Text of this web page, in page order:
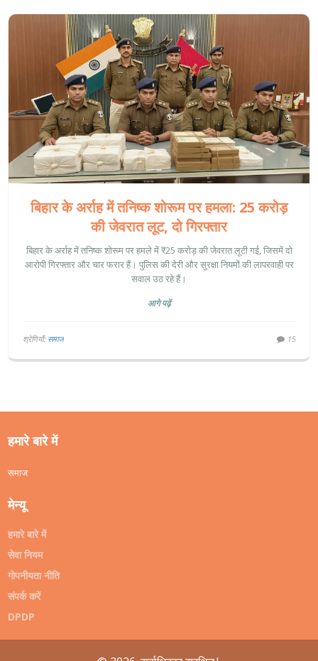
बिहार के अर्राह में तनिष्क शोरूम पर हमला: 25 करोड़
की जेवरात लूट, दो गिरफ्तार
बिहार के अर्राह में तनिष्क शोरूम पर हमले में ₹25 करोड़ की जेवरात लूटी गई, जिसमें दो
आरोपी गिरफ्तार और चार फरार हैं। पुलिस की देरी और सुरक्षा नियमों की लापरवाही पर
सवाल उठ रहे हैं।
आगे पढ़ें
श्रेणियाँ: समाज 15
हमारे बारे में
समाज
मेन्यू
हमारे बारे में
सेवा नियम
गोपनीयता नीति
संपर्क करें
DPDP